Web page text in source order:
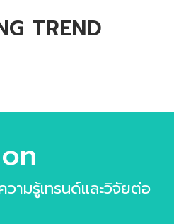
TREND
ามรู้เทรนด์และวิจัยต่อ